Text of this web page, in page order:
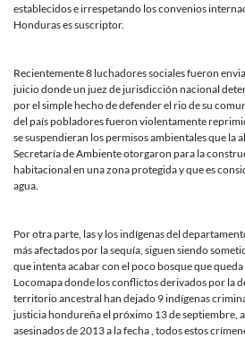
establecidos e irrespetando los convenios
Honduras es suscriptor.
Recientemente 8 luchadores sociales fueron
juicio donde un juez de jurisdicción nacional
por el simple hecho de defender el rio de su
del país pobladores fueron violentamente
se suspendieran los permisos ambientales que la
Secretaría de Ambiente otorgaron para la
habitacional en una zona protegida y que es
agua.
Por otra parte, las y los indígenas del
más afectados por la sequía, siguen siendo
que intenta acabar con el poco bosque que
Locomapa donde los conflictos derivados por la
territorio ancestral han dejado 9 indígenas
justicia hondureña el próximo 13 de septiembre,
asesinados de 2013 a la fecha , todos estos